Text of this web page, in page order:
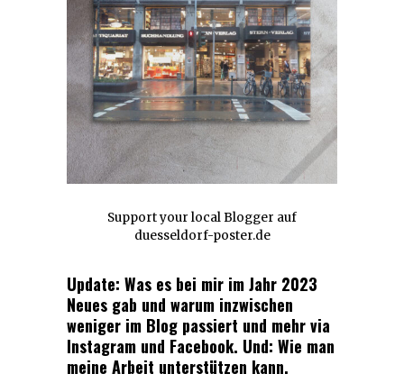
Support your local Blogger auf
duesseldorf-poster.de
Update: Was es bei mir im Jahr 2023
Neues gab und warum inzwischen
weniger im Blog passiert und mehr via
Instagram und Facebook. Und: Wie man
meine Arbeit unterstützen kann.